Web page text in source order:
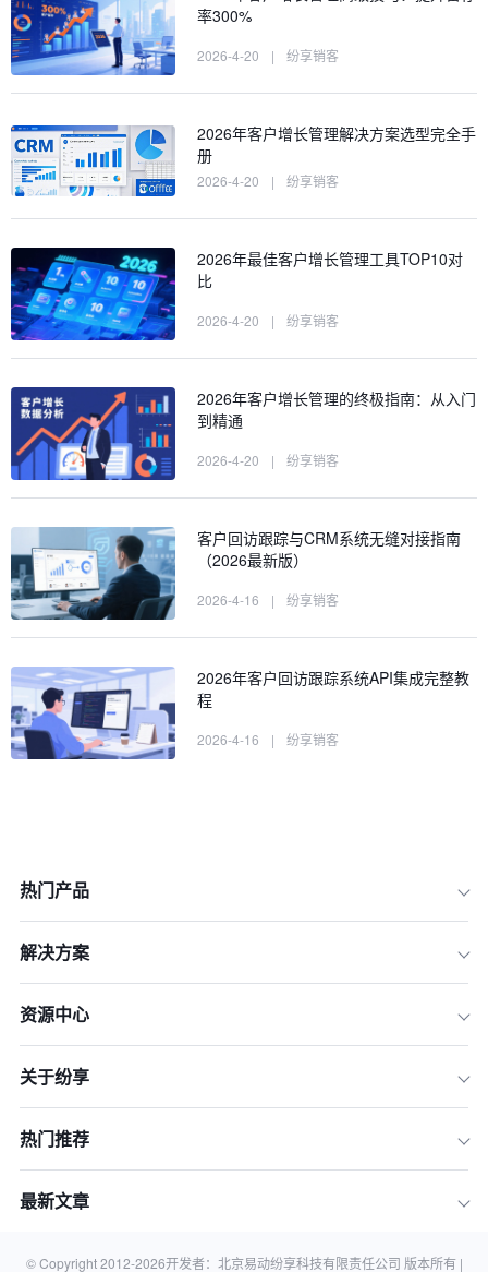
核心逻辑
化转型新十年
率300%
2026-4-20 | 纷享销客
2026年客户增长管理解决方案选型完全手
册
2026-4-20 | 纷享销客
2026年最佳客户增长管理工具TOP10对
比
2026-4-20 | 纷享销客
2026年客户增长管理的终极指南：从入门
到精通
2026-4-20 | 纷享销客
客户回访跟踪与CRM系统无缝对接指南
（2026最新版）
2026-4-16 | 纷享销客
2026年客户回访跟踪系统API集成完整教
程
2026-4-16 | 纷享销客
热门产品
解决方案
资源中心
关于纷享
热门推荐
最新文章
© Copyright 2012-2026开发者：北京易动纷享科技有限责任公司 版本所有 |